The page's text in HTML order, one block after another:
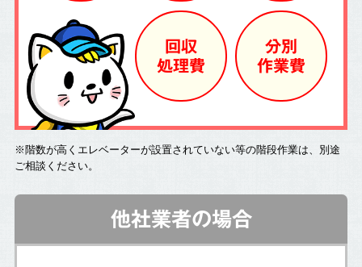
回収
処理費
分別
作業費
※階数が高くエレベーターが設置されていない等の階段作業は、別途
ご相談ください。
他社業者の場合